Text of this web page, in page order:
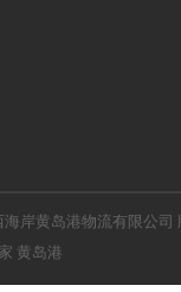
海岸黄岛港物流有限公
黄岛港